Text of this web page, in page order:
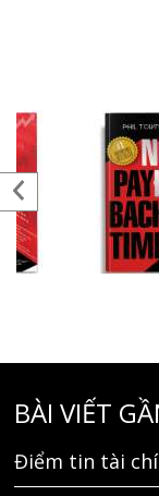
BÀI VIẾT
Điểm tin tài